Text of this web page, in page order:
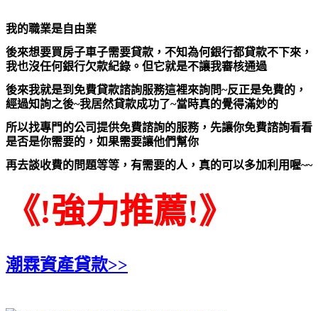
我的職業是自由業
後來想要買房子車子需要貸款，不知為何銀行都貸款不下來，
我也沒任何銀行欠款紀錄。但它就是不讓我審核通過
後來我就是到免費貸款諮詢服務這裡來詢問~反正是免費的，
經過知詢之後~我居然貸款成功了~當時真的覺得滿妙的
所以找專門的公司提供免費諮詢的服務，先讓你免費諮詢看看
是否是你需要的，如果需要讓他們幫你
再去談收費的問題等等，有需要的人，真的可以多加利用喔~~
《!強力推薦!》
潮霖資產貸款>>